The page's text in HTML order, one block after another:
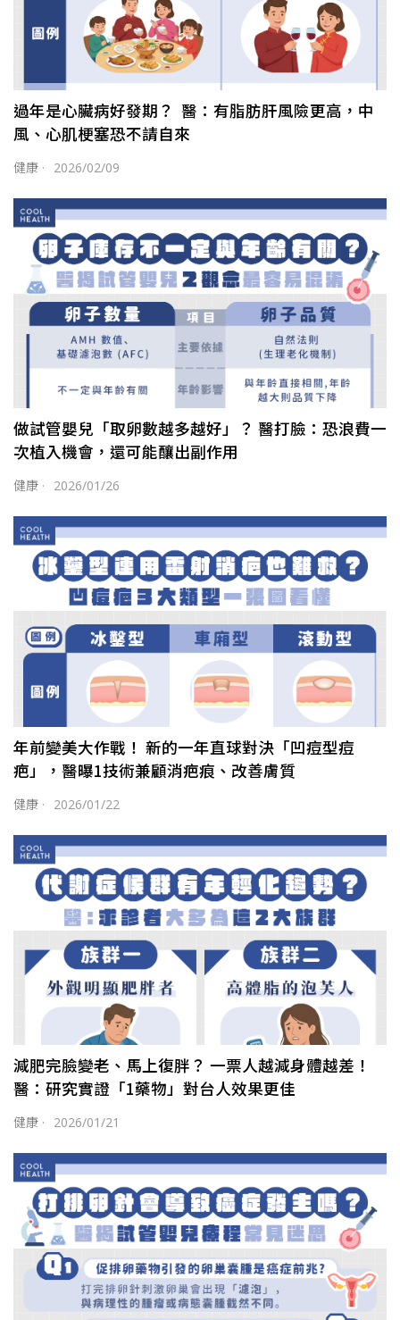
過年是心臟病好發期？ 醫：有脂肪肝風險更高，中
風、心肌梗塞恐不請自來
健康 · 2026/02/09
做試管嬰兒「取卵數越多越好」？ 醫打臉：恐浪費一
次植入機會，還可能釀出副作用
健康 · 2026/01/26
年前變美大作戰！ 新的一年直球對決「凹痘型痘
疤」，醫曝1技術兼顧消疤痕、改善膚質
健康 · 2026/01/22
減肥完臉變老、馬上復胖？ 一票人越減身體越差！
醫：研究實證「1藥物」對台人效果更佳
健康 · 2026/01/21